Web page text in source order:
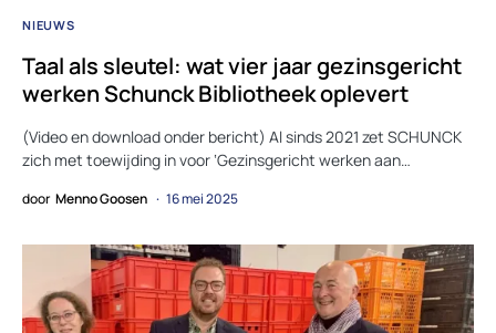
NIEUWS
Taal als sleutel: wat vier jaar gezinsgericht
werken Schunck Bibliotheek oplevert
(Video en download onder bericht) Al sinds 2021 zet SCHUNCK
zich met toewijding in voor ‘Gezinsgericht werken aan…
door Menno Goosen 16 mei 2025